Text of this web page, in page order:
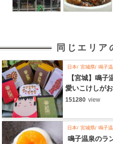
同じエリア
日本 宮城県 鳴子
【宮城】鳴
愛いこけしが
151280 view
日本 宮城県 鳴子
鳴子温泉のラ